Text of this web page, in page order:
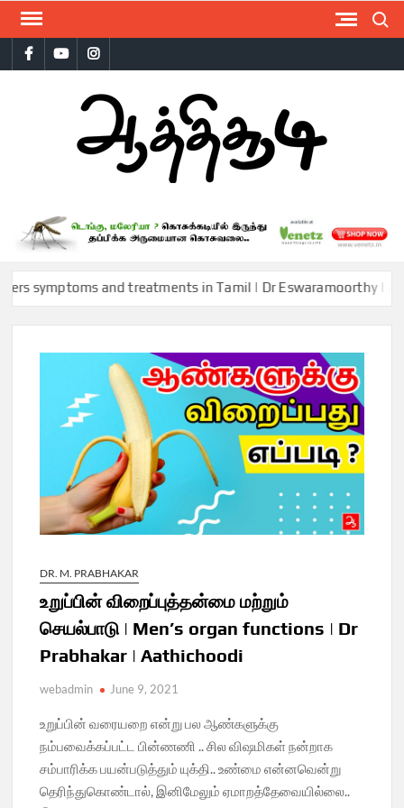
Skip
contentFacebookYoutubeInstagram
and treatments in Tamil | Dr Eswaramoorthy |
DR. M. PRABHAKAR
உறுப்பின் விறைப்புத்தன்மை மற்றும்
செயல்பாடு | Men’s organ functions | Dr
Prabhakar | Aathichoodi
webadmin June 9, 2021
உறுப்பின் வரையறை என்று பல ஆண்களுக்கு
நம்பவைக்கப்பட்ட பின்ணணி .. சில விஷமிகள் நன்றாக
சம்பாரிக்க பயன்படுத்தும் யுக்தி.. உண்மை என்னவென்று
தெரிந்துகொண்டால், இனிமேலும் ஏமாறத்தேவையில்லை..